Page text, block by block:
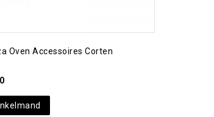
Oven Accessoires Corten